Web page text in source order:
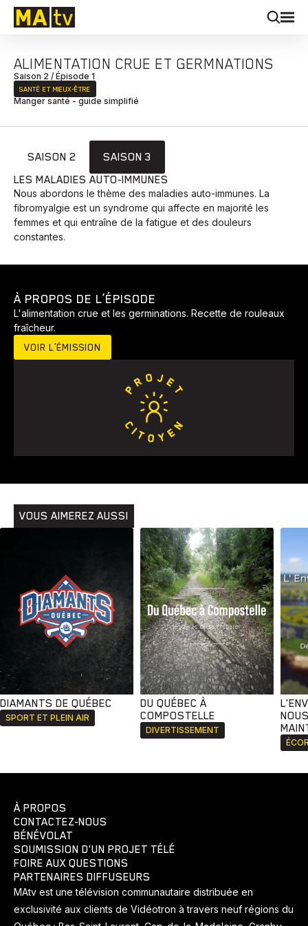
Bingo Communauté Culture
Histoires Pêche Santé Sport
Voyage Yoga
ALIMENTATION CRUE ET GERMNATIONS
Saison 2 / Épisode 1
SANTÉ ET MIEUX‑ÊTRE
Manger santé - guide simplifié
SAISON 2
SAISON 3
LES MALADIES AUTO-IMMUNES
Nous abordons le thème des maladies auto-immunes. La
fibromyalgie est un syndrome qui affecte en majorité les
femmes et qui entraîne de la fatigue et des douleurs
constantes.
À PROPOS DE L’ÉPISODE
L'alimentation crue et les germinations. Recette de rouleaux
fraîcheur.
VOIR L’ÉMISSION
VOUS AIMEREZ AUSSI
DIAMANTS DE QUÉBEC
SPORT ET PLEIN AIR
DU QUÉBEC À
COMPOSTELLE
DIVERTISSEMENT
À PROPOS
CONTACTEZ-NOUS
BÉNÉVOLAT
SOUMISSION D'UN PROJET TÉLÉ
FOIRE AUX QUESTIONS
PARTENAIRES DIFFUSEURS
MAtv est une télévision communautaire distribuée en
exclusivité aux clients de Vidéotron à travers neuf régions du